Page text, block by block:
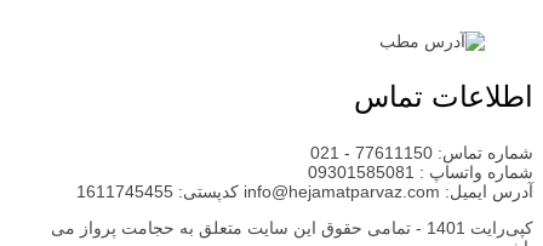
اطلاعات تماس
شماره تماس: 77611150 - 021
شماره واتساپ : 09301585081
آدرس ايميل: info@hejamatparvaz.com کدپستی: 1611745455
کپی‌رایت 1401 - تمامی حقوق اين سايت متعلق به حجامت پرواز می